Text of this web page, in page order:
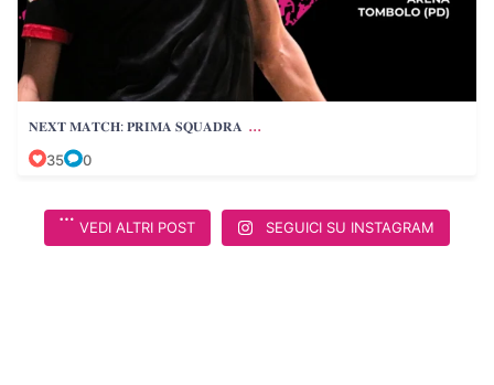
𝐍𝐄𝐗𝐓 𝐌𝐀𝐓𝐂𝐇: 𝐏𝐑𝐈𝐌𝐀 𝐒𝐐𝐔𝐀𝐃𝐑𝐀 ...
35 0
VEDI ALTRI POST SEGUICI SU INSTAGRAM